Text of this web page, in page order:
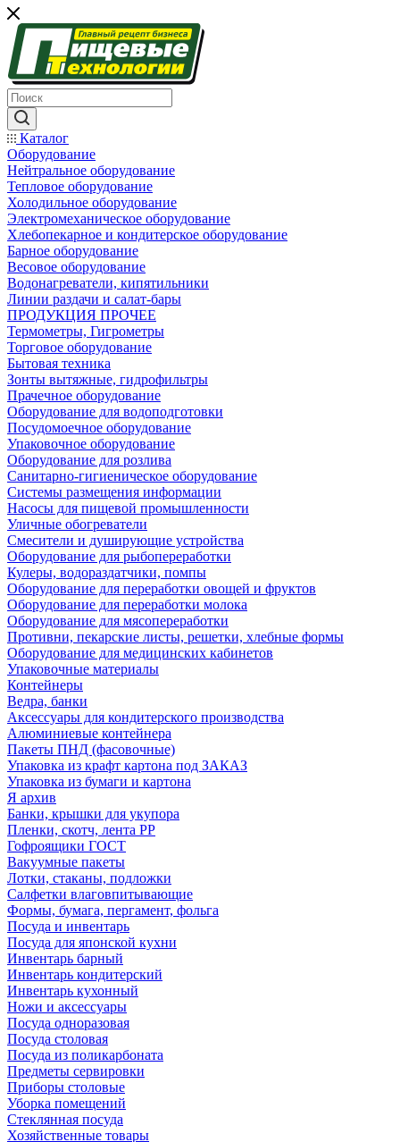
Каталог
Оборудование
Нейтральное оборудование
Тепловое оборудование
Холодильное оборудование
Электромеханическое оборудование
Хлебопекарное и кондитерское оборудование
Барное оборудование
Весовое оборудование
Водонагреватели, кипятильники
Линии раздачи и салат-бары
ПРОДУКЦИЯ ПРОЧЕЕ
Термометры, Гигрометры
Торговое оборудование
Бытовая техника
Зонты вытяжные, гидрофильтры
Прачечное оборудование
Оборудование для водоподготовки
Посудомоечное оборудование
Упаковочное оборудование
Оборудование для розлива
Санитарно-гигиеническое оборудование
Системы размещения информации
Насосы для пищевой промышленности
Уличные обогреватели
Смесители и душирующие устройства
Оборудование для рыбопереработки
Кулеры, водораздатчики, помпы
Оборудование для переработки овощей и фруктов
Оборудование для переработки молока
Оборудование для мясопереработки
Противни, пекарские листы, решетки, хлебные формы
Оборудование для медицинских кабинетов
Упаковочные материалы
Контейнеры
Ведра, банки
Аксессуары для кондитерского производства
Алюминиевые контейнера
Пакеты ПНД (фасовочные)
Упаковка из крафт картона под ЗАКАЗ
Упаковка из бумаги и картона
Я архив
Банки, крышки для укупора
Пленки, скотч, лента РР
Гофроящики ГОСТ
Вакуумные пакеты
Лотки, стаканы, подложки
Салфетки влаговпитывающие
Формы, бумага, пергамент, фольга
Посуда и инвентарь
Посуда для японской кухни
Инвентарь барный
Инвентарь кондитерский
Инвентарь кухонный
Ножи и аксессуары
Посуда одноразовая
Посуда столовая
Посуда из поликарбоната
Предметы сервировки
Приборы столовые
Уборка помещений
Стеклянная посуда
Хозяйственные товары